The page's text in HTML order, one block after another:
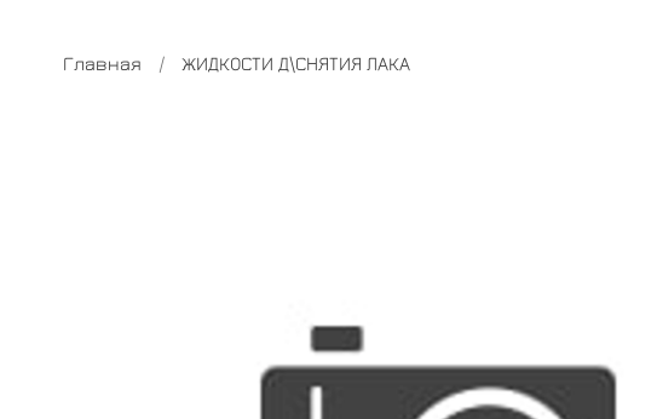
Главная ЖИДКОСТИ Д\СНЯТИЯ ЛАКА